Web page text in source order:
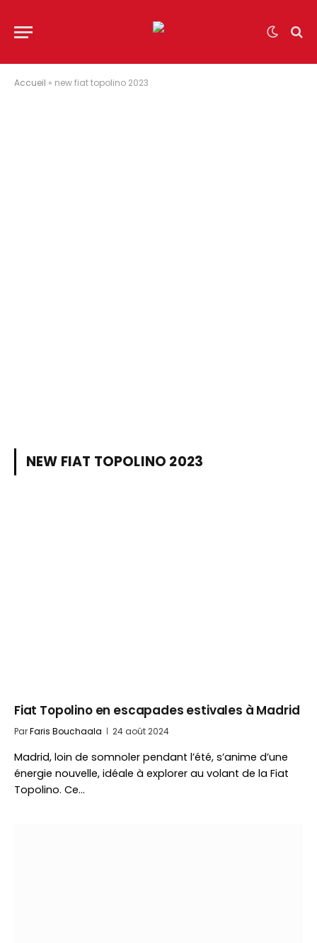
Accueil » new fiat topolino 2023
NEW FIAT TOPOLINO 2023
Fiat Topolino en escapades estivales à Madrid
ParFaris Bouchaala 24 août 2024
Madrid, loin de somnoler pendant l’été, s’anime d’une
énergie nouvelle, idéale à explorer au volant de la Fiat
Topolino. Ce…